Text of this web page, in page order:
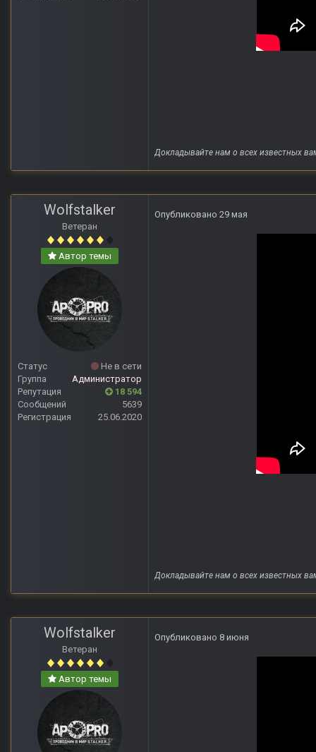
Докладывайте нам о всех известных
Wolfstalker
Ветеран
Автор темы
Статус
Не в сети
Группа
Администратор
Репутация
18 594
Сообщений
5639
Регистрация
25.06.2020
Опубликовано 29 мая
Докладывайте нам о всех известных
Wolfstalker
Ветеран
Автор темы
Опубликовано 8 июня